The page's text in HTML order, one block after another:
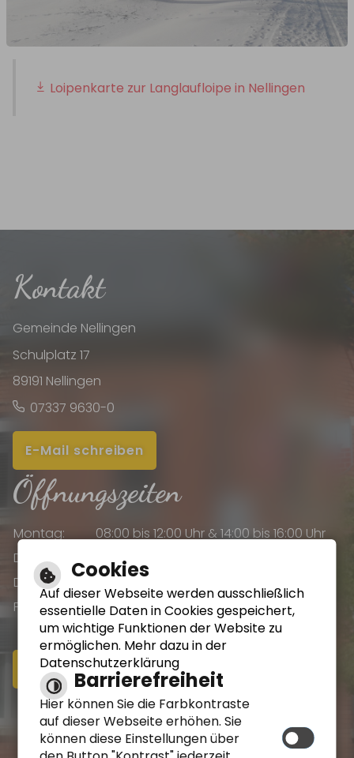
Loipenkarte zur Langlaufloipe in Nellingen
Kontakt
Gemeinde Nellingen
Schulplatz 17
89191 Nellingen
07337 9630-0
E-Mail schreiben
Öffnungszeiten
Montag:
08:00 bis 12:00 Uhr & 14:00 bis 16:00 Uhr
Dienstag:
08:00 bis 12:00 Uhr & 14:00 bis 16:00 Uhr
Donnerstag:
08:00 bis 12:00 Uhr & 14:00 bis 18:00 Uhr
Freitag:
08:00 bis 12:00 Uhr
Online-Terminvereinbarung
Impressum
Datenschutzerklärung
Cookies
Auf dieser Webseite werden ausschließlich
essentielle Daten in Cookies gespeichert,
um wichtige Funktionen der Website zu
ermöglichen. Mehr dazu in der
Datenschutzerklärung
Barrierefreiheit
Hier können Sie die Farbkontraste
auf dieser Webseite erhöhen. Sie
können diese Einstellungen über